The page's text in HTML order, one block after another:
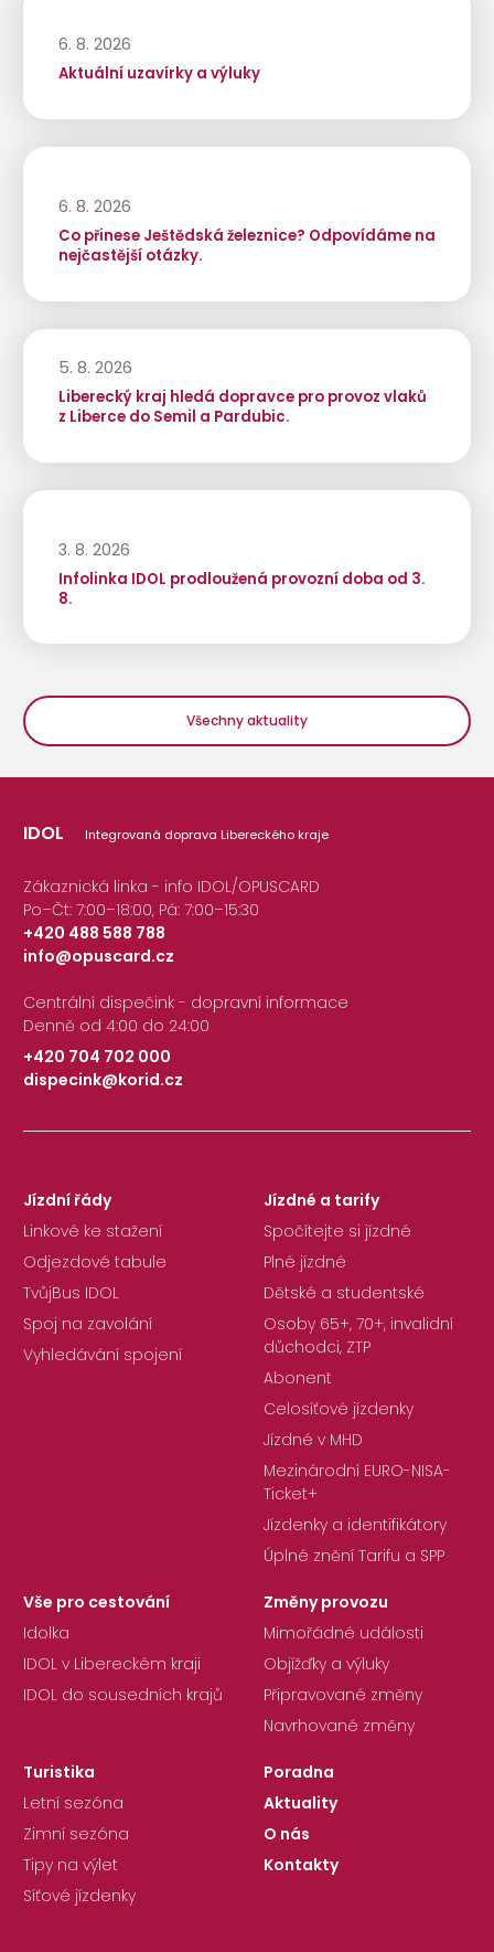
6. 8. 2026
Aktuální uzavírky a výluky
6. 8. 2026
Co přinese Ještědská železnice? Odpovídáme na
nejčastější otázky.
5. 8. 2026
Liberecký kraj hledá dopravce pro provoz vlaků
z Liberce do Semil a Pardubic.
3. 8. 2026
Infolinka IDOL prodloužená provozní doba od 3.
8.
Všechny aktuality
IDOL Integrovaná doprava Libereckého kraje
Zákaznická linka - info IDOL/OPUSCARD
Po–Čt: 7:00–18:00, Pá: 7:00–15:30
+420 488 588 788
|
info@opuscard.cz
Centrální dispečink - dopravní informace
Denně od 4:00 do 24:00
+420 704 702 000
|
dispecink@korid.cz
Jízdní řády
Linkové ke stažení
Odjezdové tabule
TvůjBus IDOL
Spoj na zavolání
Vyhledávání spojení
Jízdné a tarify
Spočítejte si jízdné
Plné jízdné
Dětské a studentské
Osoby 65+, 70+, invalidní
důchodci, ZTP
Abonent
Celosíťové jízdenky
Jízdné v MHD
Mezinárodní EURO-NISA-
Ticket+
Jízdenky a identifikátory
Úplné znění Tarifu a SPP
Vše pro cestování
Idolka
IDOL v Libereckém kraji
IDOL do sousedních krajů
Změny provozu
Mimořádné události
Objížďky a výluky
Připravované změny
Navrhované změny
Turistika
Letní sezóna
Zimní sezóna
Tipy na výlet
Síťové jízdenky
Poradna
Aktuality
O nás
Kontakty